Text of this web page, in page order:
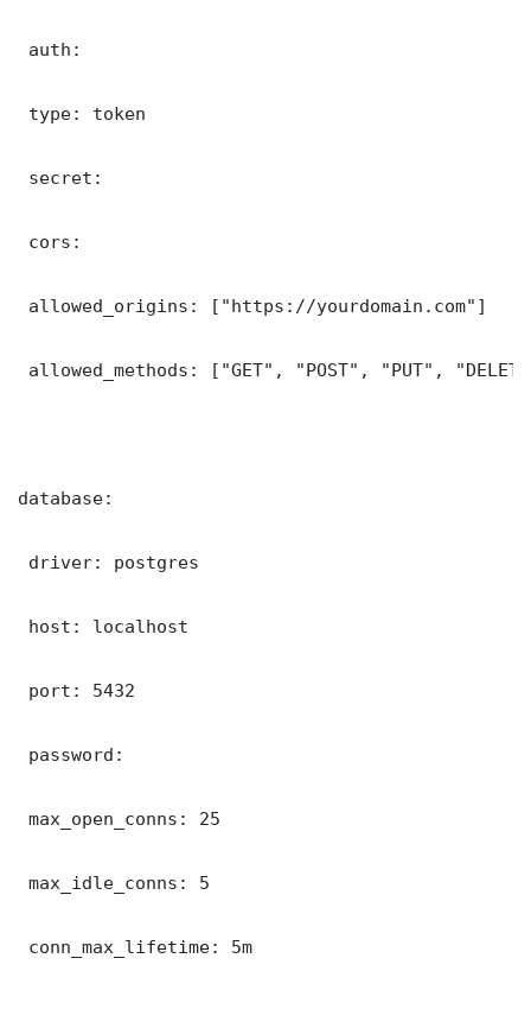
auth:
type: token
secret:
cors:
allowed_origins: ["https://yourdomain.com"]
allowed_methods: ["GET", "POST", "PUT",
database:
driver: postgres
host: localhost
port: 5432
password:
max_open_conns: 25
max_idle_conns: 5
conn_max_lifetime: 5m